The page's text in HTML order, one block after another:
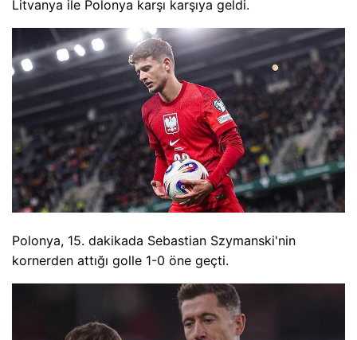
Litvanya ile Polonya karşı karşıya geldi.
Polonya, 15. dakikada Sebastian Szymanski'nin
kornerden attığı golle 1-0 öne geçti.